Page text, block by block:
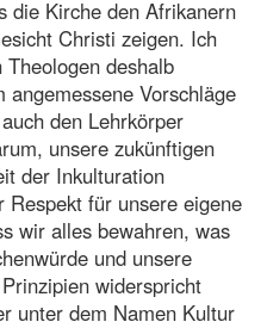
die Kirche den Afrikanern
Christi zeigen. Ich
deshalb
Vorschläge
den Lehrkörper
unsere zukünftigen
der Inkulturation
für unsere eigene
wir alles bewahren, was
und unsere
widerspricht
unter dem Namen Kultur